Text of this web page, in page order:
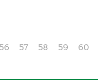
57 58 59 60